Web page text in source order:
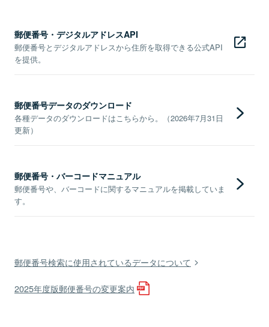
郵便番号・デジタルアドレスAPI
郵便番号とデジタルアドレスから住所を取得できる公式API
を提供。
郵便番号データのダウンロード
各種データのダウンロードはこちらから。（2026年7月31日
更新）
郵便番号・バーコードマニュアル
郵便番号や、バーコードに関するマニュアルを掲載していま
す。
郵便番号検索に使用されているデータについて
2025年度版郵便番号の変更案内